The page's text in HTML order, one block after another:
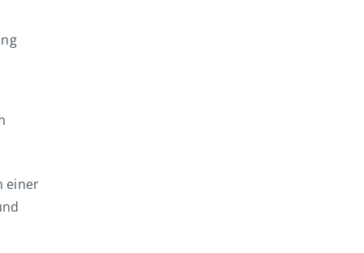
einer